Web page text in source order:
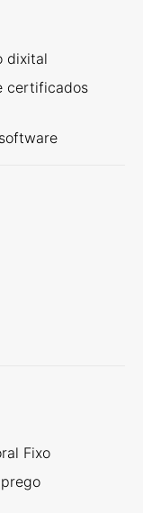
dixital
certificados
Fixo